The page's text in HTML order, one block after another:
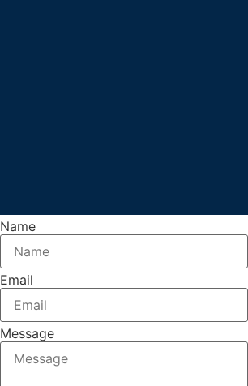
Name
Email
Message